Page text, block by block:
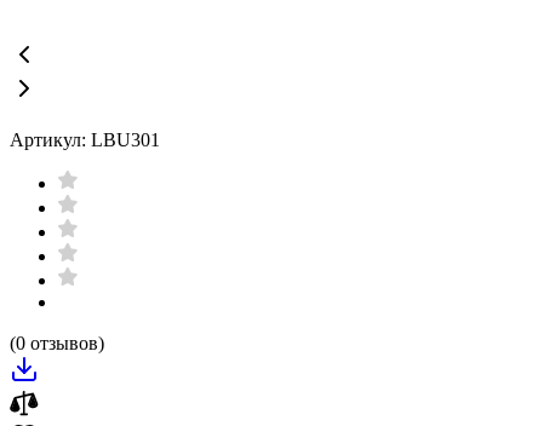
Артикул: LBU301
(0 отзывов)